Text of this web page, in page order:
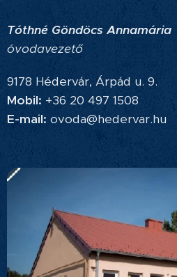
Tóthné Göndöcs Annamária
óvodavezető
9178 Hédervár, Árpád u. 9.
Mobil: +36 20 497 1508
E-mail: ovoda@hedervar.hu